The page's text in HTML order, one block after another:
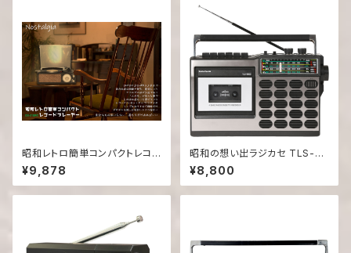
昭和レトロ簡単コンパクトレコ
ードプレーヤー DS-218RC
¥9,878
昭和の想い出ラジカセ TLS-88
00
¥8,800